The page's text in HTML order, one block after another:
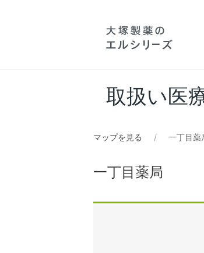
取扱い医
マップを見る 一丁目薬
一丁目薬局